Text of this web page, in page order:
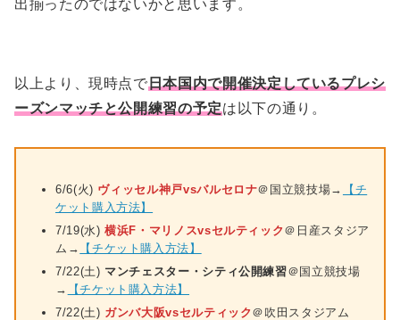
出揃ったのではないかと思います。
以上より、現時点で日本国内で開催決定しているプレシ
ーズンマッチと公開練習の予定は以下の通り。
6/6(火) ヴィッセル神戸vsバルセロナ＠国立競技場→
【チ
ケット購入方法】
7/19(水)横浜F・マリノスvsセルティック＠日産スタジア
ム→
【チケット購入方法】
7/22(土) マンチェスター・シティ公開練習＠国立競技場
→
【チケット購入方法】
7/22(土) ガンバ大阪vsセルティック＠吹田スタジアム